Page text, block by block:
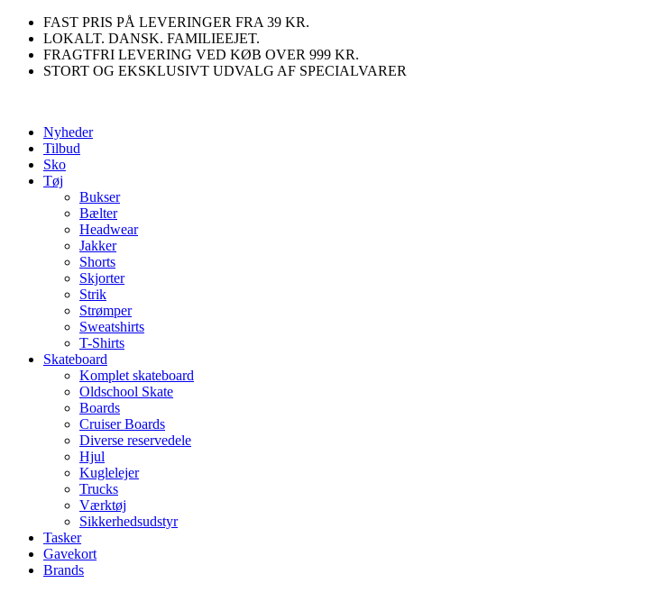
Videre
indhold
FAST PRIS PÅ LEVERINGER FRA 39 KR.
LOKALT. DANSK. FAMILIEEJET.
FRAGTFRI LEVERING VED KØB OVER 999 KR.
STORT OG EKSKLUSIVT UDVALG AF SPECIALVARER
Nyheder
Tilbud
Sko
Tøj
Bukser
Bælter
Headwear
Jakker
Shorts
Skjorter
Strik
Strømper
Sweatshirts
T-Shirts
Skateboard
Komplet skateboard
Oldschool Skate
Boards
Cruiser Boards
Diverse reservedele
Hjul
Kuglelejer
Trucks
Værktøj
Sikkerhedsudstyr
Tasker
Gavekort
Brands